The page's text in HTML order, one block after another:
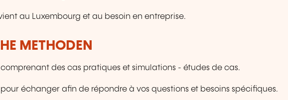
au Luxembourg et au besoin en entreprise.
METHODEN
des cas pratiques et simulations - études de cas.
pour échanger afin de répondre à vos questions et besoins spécifiques.